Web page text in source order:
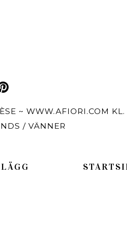
~ WWW.AFIORI.COM KL.
/ VÄNNER